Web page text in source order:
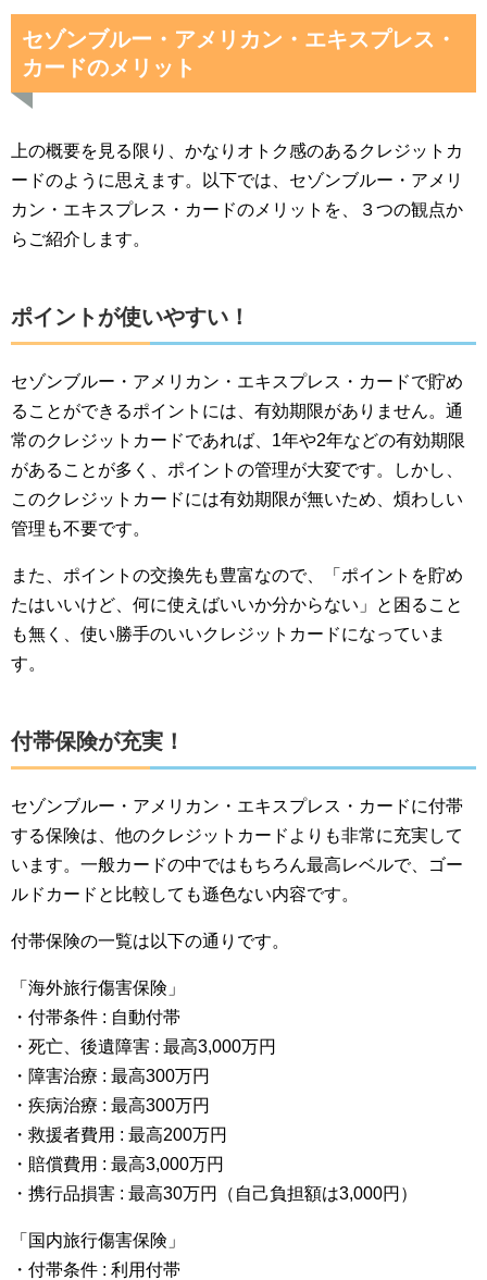
セゾンブルー・アメリカン・エキスプレス・
カードのメリット
上の概要を見る限り、かなりオトク感のあるクレジットカ
ードのように思えます。以下では、セゾンブルー・アメリ
カン・エキスプレス・カードのメリットを、３つの観点か
らご紹介します。
ポイントが使いやすい！
セゾンブルー・アメリカン・エキスプレス・カードで貯め
ることができるポイントには、有効期限がありません。通
常のクレジットカードであれば、1年や2年などの有効期限
があることが多く、ポイントの管理が大変です。しかし、
このクレジットカードには有効期限が無いため、煩わしい
管理も不要です。
また、ポイントの交換先も豊富なので、「ポイントを貯め
たはいいけど、何に使えばいいか分からない」と困ること
も無く、使い勝手のいいクレジットカードになっていま
す。
付帯保険が充実！
セゾンブルー・アメリカン・エキスプレス・カードに付帯
する保険は、他のクレジットカードよりも非常に充実して
います。一般カードの中ではもちろん最高レベルで、ゴー
ルドカードと比較しても遜色ない内容です。
付帯保険の一覧は以下の通りです。
「海外旅行傷害保険」
・付帯条件 : 自動付帯
・死亡、後遺障害 : 最高3,000万円
・障害治療 : 最高300万円
・疾病治療 : 最高300万円
・救援者費用 : 最高200万円
・賠償費用 : 最高3,000万円
・携行品損害 : 最高30万円（自己負担額は3,000円）
「国内旅行傷害保険」
・付帯条件 : 利用付帯